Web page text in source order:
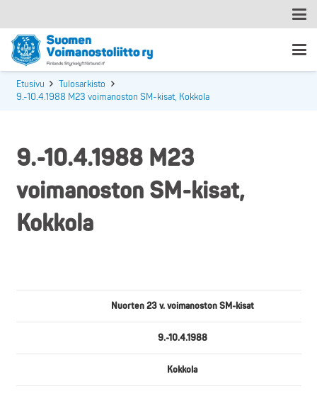
Etusivu
Tulosarkisto
9.-10.4.1988 M23 voimanoston SM-kisat, Kokkola
9.-10.4.1988 M23
voimanoston SM-kisat,
Kokkola
Nuorten 23 v. voimanoston SM-kisat
9.-10.4.1988
Kokkola